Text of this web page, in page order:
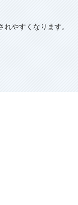
やすくなります。